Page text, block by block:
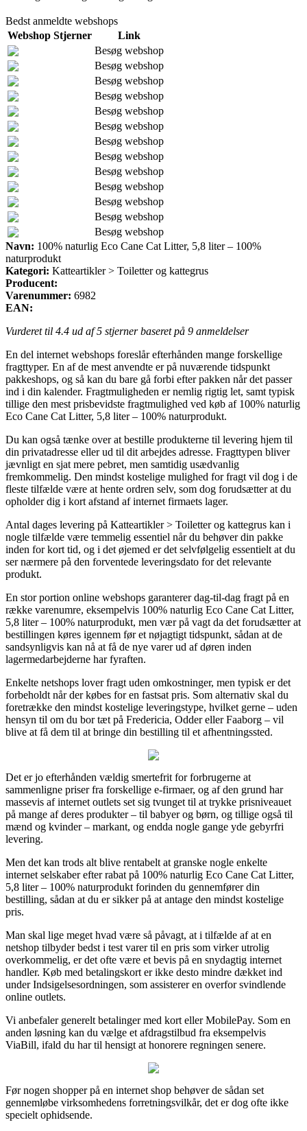
Bedst anmeldte webshops
Webshop Stjerner
Link
Besøg webshop
Besøg webshop
Besøg webshop
Besøg webshop
Besøg webshop
Besøg webshop
Besøg webshop
Besøg webshop
Besøg webshop
Besøg webshop
Besøg webshop
Besøg webshop
Besøg webshop
Navn: 100% naturlig Eco Cane Cat Litter, 5,8 liter – 100%
naturprodukt
Kategori: Katteartikler > Toiletter og kattegrus
Producent:
Varenummer: 6982
EAN:
Vurderet til 4.4 ud af 5 stjerner baseret på 9 anmeldelser
En del internet webshops foreslår efterhånden mange forskellige
fragttyper. En af de mest anvendte er på nuværende tidspunkt
pakkeshops, og så kan du bare gå forbi efter pakken når det passer
ind i din kalender. Fragtmuligheden er nemlig rigtig let, samt typisk
tillige den mest prisbevidste fragtmulighed ved køb af 100% naturlig
Eco Cane Cat Litter, 5,8 liter – 100% naturprodukt.
Du kan også tænke over at bestille produkterne til levering hjem til
din privatadresse eller ud til dit arbejdes adresse. Fragttypen bliver
jævnligt en sjat mere pebret, men samtidig usædvanlig
fremkommelig. Den mindst kostelige mulighed for fragt vil dog i de
fleste tilfælde være at hente ordren selv, som dog forudsætter at du
opholder dig i kort afstand af internet firmaets lager.
Antal dages levering på Katteartikler > Toiletter og kattegrus kan i
nogle tilfælde være temmelig essentiel når du behøver din pakke
inden for kort tid, og i det øjemed er det selvfølgelig essentielt at du
ser nærmere på den forventede leveringsdato for det relevante
produkt.
En stor portion online webshops garanterer dag-til-dag fragt på en
række varenumre, eksempelvis 100% naturlig Eco Cane Cat Litter,
5,8 liter – 100% naturprodukt, men vær på vagt da det forudsætter at
bestillingen køres igennem før et nøjagtigt tidspunkt, sådan at de
sandsynligvis kan nå at få de nye varer ud af døren inden
lagermedarbejderne har fyraften.
Enkelte netshops lover fragt uden omkostninger, men typisk er det
forbeholdt når der købes for en fastsat pris. Som alternativ skal du
foretrække den mindst kostelige leveringstype, hvilket gerne – uden
hensyn til om du bor tæt på Fredericia, Odder eller Faaborg – vil
blive at få dem til at bringe din bestilling til et afhentningssted.
Det er jo efterhånden vældig smertefrit for forbrugerne at
sammenligne priser fra forskellige e-firmaer, og af den grund har
massevis af internet outlets set sig tvunget til at trykke prisniveauet
på mange af deres produkter – til babyer og børn, og tillige også til
mænd og kvinder – markant, og endda nogle gange yde gebyrfri
levering.
Men det kan trods alt blive rentabelt at granske nogle enkelte
internet selskaber efter rabat på 100% naturlig Eco Cane Cat Litter,
5,8 liter – 100% naturprodukt forinden du gennemfører din
bestilling, sådan at du er sikker på at antage den mindst kostelige
pris.
Man skal lige meget hvad være så påvagt, at i tilfælde af at en
netshop tilbyder bedst i test varer til en pris som virker utrolig
overkommelig, er det ofte være et bevis på en snydagtig internet
handler. Køb med betalingskort er ikke desto mindre dækket ind
under Indsigelsesordningen, som assisterer en overfor svindlende
online outlets.
Vi anbefaler generelt betalinger med kort eller MobilePay. Som en
anden løsning kan du vælge et afdragstilbud fra eksempelvis
ViaBill, ifald du har til hensigt at honorere regningen senere.
Før nogen shopper på en internet shop behøver de sådan set
gennemløbe virksomhedens forretningsvilkår, det er dog ofte ikke
specielt ophidsende.